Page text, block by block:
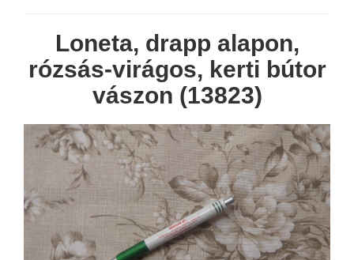
Loneta, drapp alapon,
rózsás-virágos, kerti bútor
vászon (13823)